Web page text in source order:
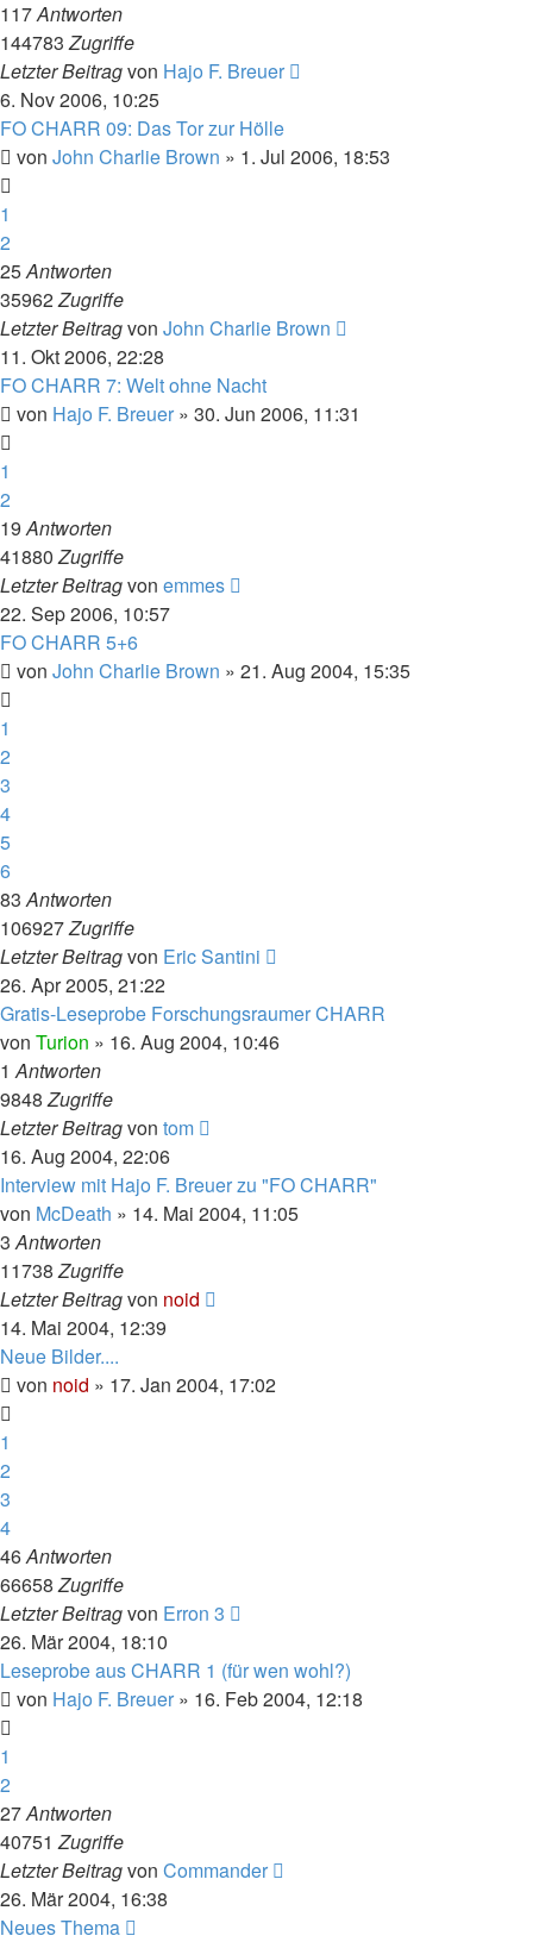
117Antworten
144783Zugriffe
Letzter Beitragvon Hajo F. Breuer
6. Nov 2006, 10:25
FO CHARR 09: Das Tor zur Hölle
von John Charlie Brown » 1. Jul 2006, 18:53
1
2
25Antworten
35962Zugriffe
Letzter Beitragvon John Charlie Brown
11. Okt 2006, 22:28
FO CHARR 7: Welt ohne Nacht
von Hajo F. Breuer » 30. Jun 2006, 11:31
1
2
19Antworten
41880Zugriffe
Letzter Beitragvon emmes
22. Sep 2006, 10:57
FO CHARR 5+6
von John Charlie Brown » 21. Aug 2004, 15:35
1
2
3
4
5
6
83Antworten
106927Zugriffe
Letzter Beitragvon Eric Santini
26. Apr 2005, 21:22
Gratis-Leseprobe Forschungsraumer CHARR
von Turion » 16. Aug 2004, 10:46
1Antworten
9848Zugriffe
Letzter Beitragvon tom
16. Aug 2004, 22:06
Interview mit Hajo F. Breuer zu "FO CHARR"
von McDeath » 14. Mai 2004, 11:05
3Antworten
11738Zugriffe
Letzter Beitragvon noid
14. Mai 2004, 12:39
Neue Bilder....
von noid » 17. Jan 2004, 17:02
1
2
3
4
46Antworten
66658Zugriffe
Letzter Beitragvon Erron 3
26. Mär 2004, 18:10
Leseprobe aus CHARR 1 (für wen wohl?)
von Hajo F. Breuer » 16. Feb 2004, 12:18
1
2
27Antworten
40751Zugriffe
Letzter Beitragvon Commander
26. Mär 2004, 16:38
Neues Thema